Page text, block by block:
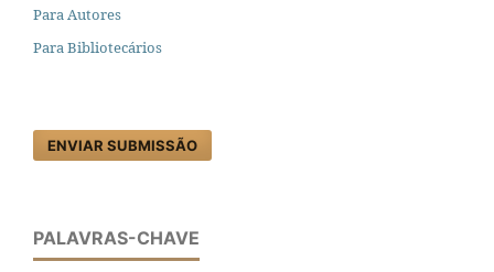
Para Autores
Para Bibliotecários
ENVIAR SUBMISSÃO
PALAVRAS-CHAVE